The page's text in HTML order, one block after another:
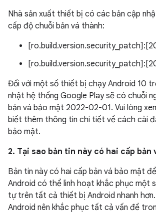
Nhà sản xuất thiết bị có các bản cập
cấp độ chuỗi bản vá thành:
Đối với một số thiết bị chạy Android 10
nhật hệ thống Google Play sẽ có chuỗi
bản vá bảo mật 2022-02-01. Vui lòng
biết thêm thông tin chi tiết về cách cài
bảo mật.
2. Tại sao bản tin này có hai cấp bản
Bản tin này có hai cấp bản vá bảo mật
Android có thể linh hoạt khắc phục một
tự trên tất cả thiết bị Android nhanh
Android nên khắc phục tất cả vấn đề